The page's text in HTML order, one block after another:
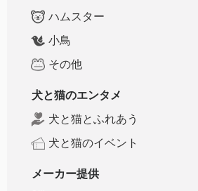
ハムスター
小鳥
その他
犬と猫のエンタメ
犬と猫とふれあう
犬と猫のイベント
メーカー提供